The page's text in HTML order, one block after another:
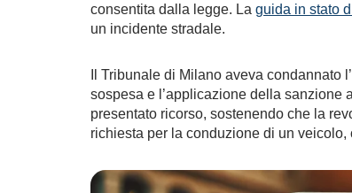
consentita dalla legge. La guida in stato
un incidente stradale.
Il Tribunale di Milano aveva condannato
sospesa e l’applicazione della sanzione
presentato ricorso, sostenendo che la
richiesta per la conduzione di un